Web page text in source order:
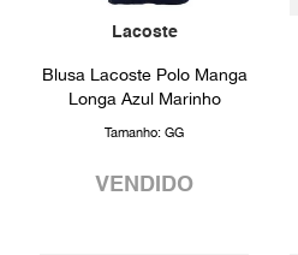
Lacoste
Blusa Lacoste Polo Manga
Longa Azul Marinho
Tamanho: GG
VENDIDO